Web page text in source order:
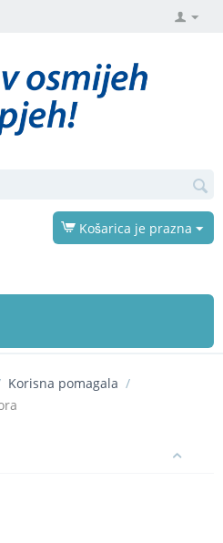
Košarica je prazna
Korisna pomagala /